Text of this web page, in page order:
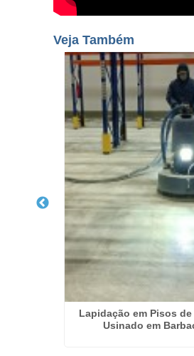
Veja Também
Lapidação em Pisos
Usinado em